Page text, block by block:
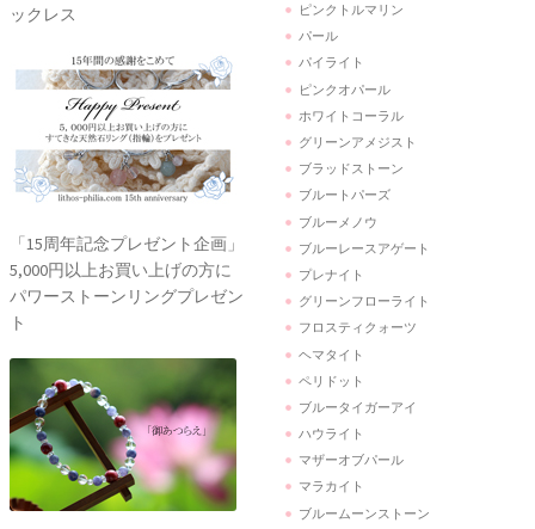
ックレス
「15周年記念プレゼント企画」
5,000円以上お買い上げの方に
パワーストーンリングプレゼン
ト
ピンクトルマリン
パール
パイライト
ピンクオパール
ホワイトコーラル
グリーンアメジスト
ブラッドストーン
ブルートパーズ
ブルーメノウ
ブルーレースアゲート
プレナイト
グリーンフローライト
フロスティクォーツ
ヘマタイト
ペリドット
ブルータイガーアイ
ハウライト
マザーオブパール
マラカイト
ブルームーンストーン